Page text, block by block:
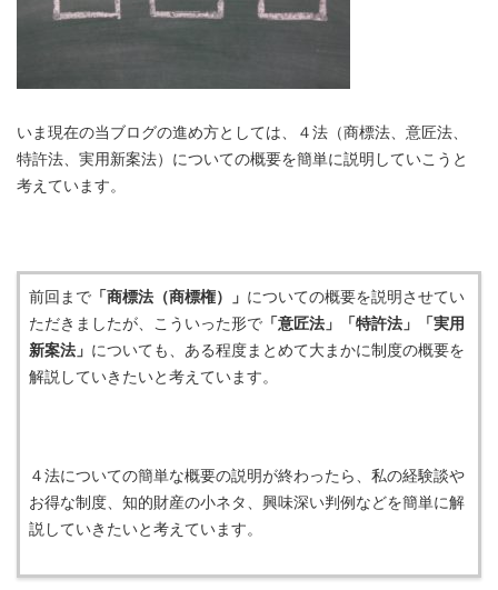
いま現在の当ブログの進め方としては、４法（商標法、意匠法、
特許法、実用新案法）についての概要を簡単に説明していこうと
考えています。
前回まで 「商標法（商標権）」 についての概要を説明させてい
ただきましたが、こういった形で 「意匠法」「特許法」「実用
新案法」 についても、ある程度まとめて大まかに制度の概要を
解説していきたいと考えています。
４法についての簡単な概要の説明が終わったら、私の経験談や
お得な制度、知的財産の小ネタ、興味深い判例などを簡単に解
説していきたいと考えています。